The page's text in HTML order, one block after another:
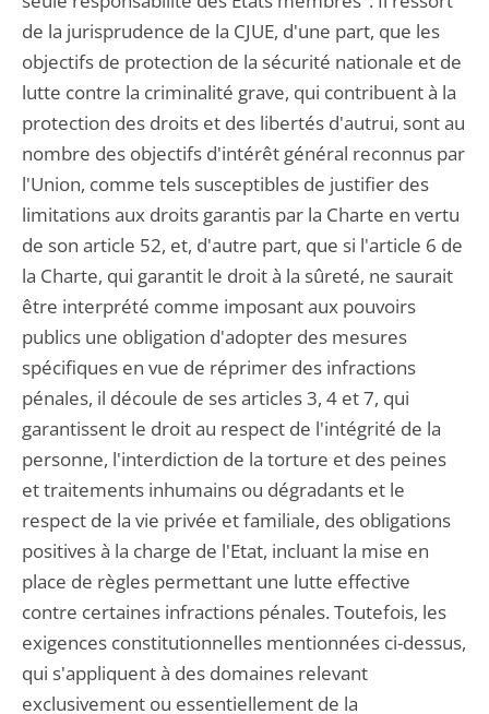
de la jurisprudence de la CJUE, d'une part, que les
objectifs de protection de la sécurité nationale et de
lutte contre la criminalité grave, qui contribuent à la
protection des droits et des libertés d'autrui, sont au
nombre des objectifs d'intérêt général reconnus par
l'Union, comme tels susceptibles de justifier des
limitations aux droits garantis par la Charte en vertu
de son article 52, et, d'autre part, que si l'article 6 de
la Charte, qui garantit le droit à la sûreté, ne saurait
être interprété comme imposant aux pouvoirs
publics une obligation d'adopter des mesures
spécifiques en vue de réprimer des infractions
pénales, il découle de ses articles 3, 4 et 7, qui
garantissent le droit au respect de l'intégrité de la
personne, l'interdiction de la torture et des peines
et traitements inhumains ou dégradants et le
respect de la vie privée et familiale, des obligations
positives à la charge de l'Etat, incluant la mise en
place de règles permettant une lutte effective
contre certaines infractions pénales. Toutefois, les
exigences constitutionnelles mentionnées ci-dessus,
qui s'appliquent à des domaines relevant
exclusivement ou essentiellement de la